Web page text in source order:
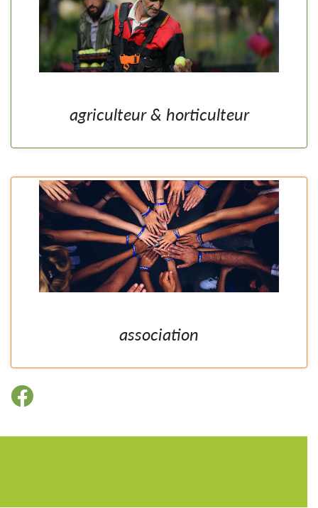
agriculteur & horticulteur
association